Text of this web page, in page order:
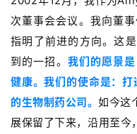
B
D
投
融
资
平
次董事会会议。我向董
指明了前进的方向。这
到的一招。 我们的愿景
健康。我们的使命是：
的生物制药公司。如今这
展保留了下来，沿用至今